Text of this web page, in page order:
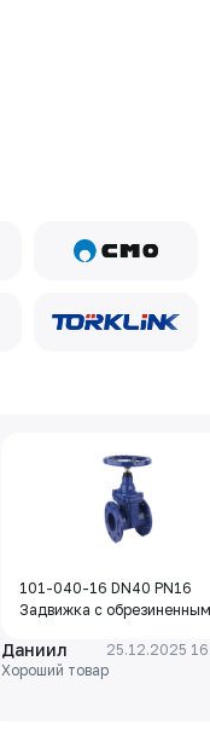
101-040-16 DN40 PN16
Задвижка с обрезиненным
чугун, клин-EPDM,
Tmax=110°C Ф/Ф
Даниил
25.12.2025
Хороший товар